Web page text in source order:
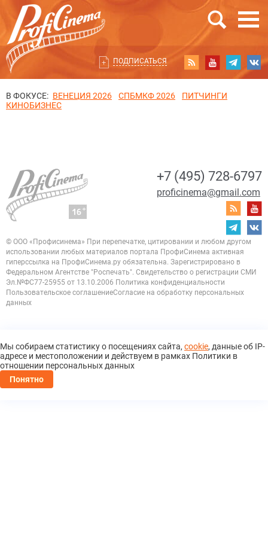
ПОДПИСАТЬСЯ
В ФОКУСЕ: ВЕНЕЦИЯ 2026 СПБМКФ 2026
ПИТЧИНГИ
КИНОБИЗНЕС
+7 (495) 728-6797
proficinema@gmail.com
© ООО «Профисинема» При перепечатке, цитировании и любом другом
использовании любых материалов портала ПрофиСинема активная
гиперссылка на ПрофиСинема.ру обязательна. Зарегистрировано в
Федеральном Агентстве "Роспечать". Свидетельство о регистрации СМИ
Эл.№ФС77-25955 от 13.10.2006 Политика конфиденциальности
Пользовательское соглашениеСогласие на обработку персональных
данных
Мы собираем статистику о посещениях сайта, cookie, данные об IP-
адресе и местоположении и действуем в рамках Политики в
отношении персональных данных
Понятно